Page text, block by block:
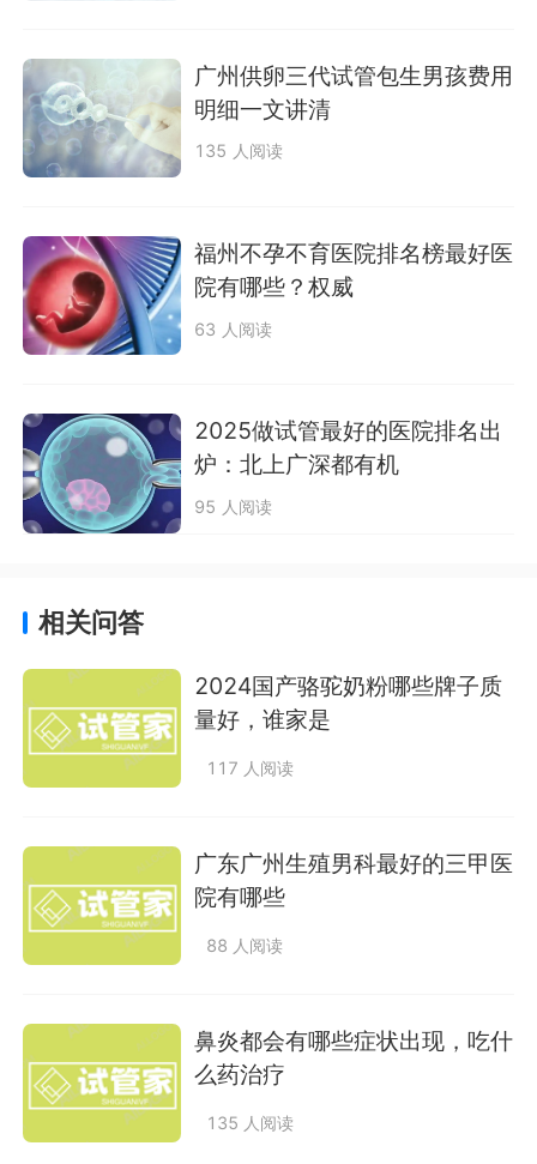
广州供卵三代试管包生男孩费用
明细一文讲清
135 人阅读
福州不孕不育医院排名榜最好医
院有哪些？权威
63 人阅读
2025做试管最好的医院排名出
炉：北上广深都有机
95 人阅读
相关问答
2024国产骆驼奶粉哪些牌子质
量好，谁家是
117 人阅读
广东广州生殖男科最好的三甲医
院有哪些
88 人阅读
鼻炎都会有哪些症状出现，吃什
么药治疗
135 人阅读